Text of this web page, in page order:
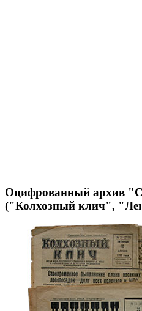
Оцифрованный архив
("Колхозный клич",